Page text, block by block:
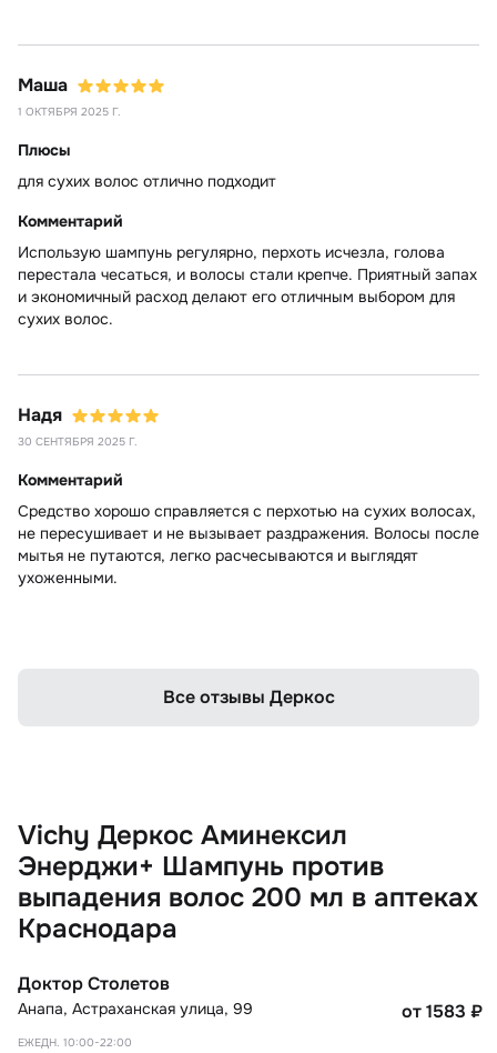
Маша
1 ОКТЯБРЯ 2025 Г.
Плюсы
для сухих волос отлично подходит
Комментарий
Использую шампунь регулярно, перхоть исчезла, голова
перестала чесаться, и волосы стали крепче. Приятный запах
и экономичный расход делают его отличным выбором для
сухих волос.
Надя
30 СЕНТЯБРЯ 2025 Г.
Комментарий
Средство хорошо справляется с перхотью на сухих волосах,
не пересушивает и не вызывает раздражения. Волосы после
мытья не путаются, легко расчесываются и выглядят
ухоженными.
Все отзывы Деркос
Vichy Деркос Аминексил
Энерджи+ Шампунь против
выпадения волос 200 мл в аптеках
Краснодара
Доктор Столетов
Анапа, Астраханская улица, 99
ЕЖЕДН. 10:00-22:00
от 1583 ₽